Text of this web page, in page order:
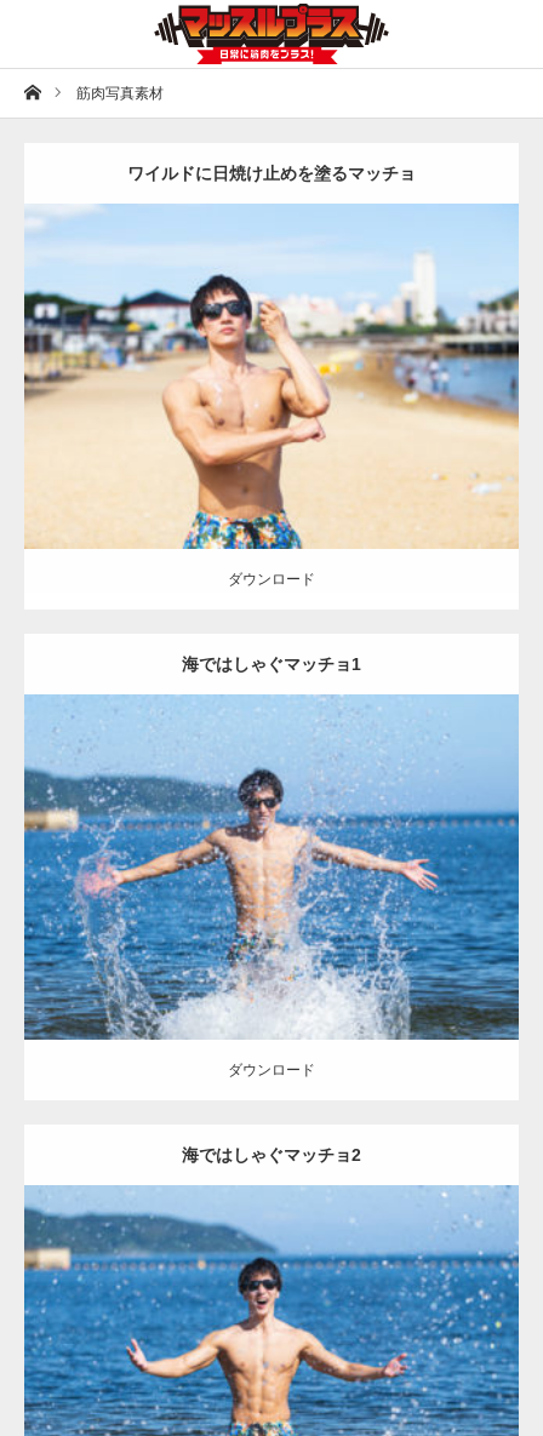
ホーム筋肉写真素材
ワイルドに日焼け止めを塗るマッチョ
Update:2021.07.7
Category:海のマッチョ オレンジの人 AKIHITO(細マッチョ) 大胸筋
上腕三頭筋
ダウンロード
ダウンロード
海ではしゃぐマッチョ1
Update:2021.07.8
Category:海のマッチョ オレンジの人 AKIHITO(細マッチョ) 腹筋
ダウンロード
ダウンロード
海ではしゃぐマッチョ2
Update:2021.04.17
Category:海のマッチョ オレンジの人 AKIHITO(細マッチョ) 腹筋
ダウンロード